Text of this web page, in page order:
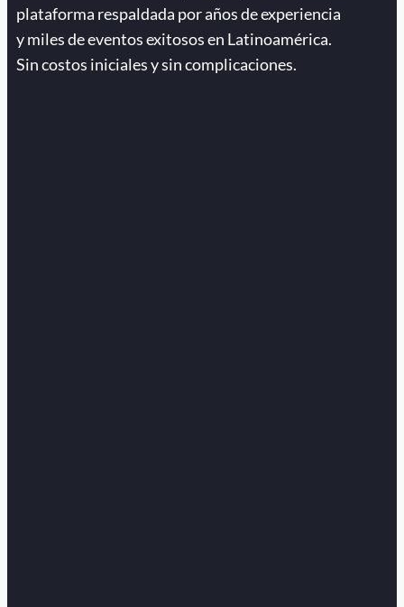
plataforma respaldada por años de experiencia
y miles de eventos exitosos en Latinoamérica.
Sin costos iniciales y sin complicaciones.